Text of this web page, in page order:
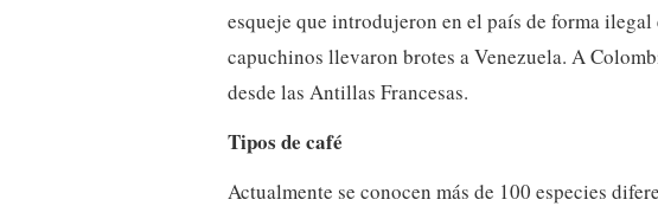
esqueje que introdujeron en el país de forma ilegal
capuchinos llevaron brotes a Venezuela. A
desde las Antillas Francesas.
Tipos de café
Actualmente se conocen más de 100 especies